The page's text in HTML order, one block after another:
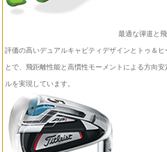
最適な弾道と
評価の高いデュアルキャビティデザインとトゥ＆
とで、飛距離性能と高慣性モーメントによる方向
ルを実現しています。